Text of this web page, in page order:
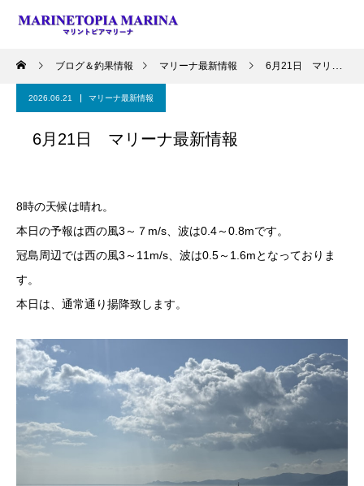
ブログ＆釣果情報 マリーナ最新情報 6月21日 マリーナ最新情報
2026.06.21 マリーナ最新情報
6月21日 マリーナ最新情報
8時の天候は晴れ。
本日の予報は西の風3～７m/s、波は0.4～0.8mです。
冠島周辺では西の風3～11m/s、波は0.5～1.6mとなっておりま
す。
本日は、通常通り揚降致します。